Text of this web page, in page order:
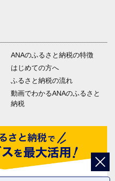
ANAのふるさと納税の特徴
はじめての方へ
ふるさと納税の流れ
動画でわかるANAのふるさと
納税